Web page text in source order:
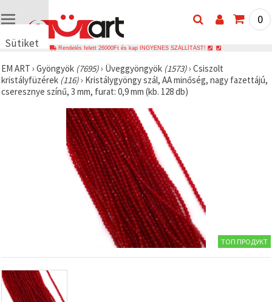
Sütiket
🍪 Cookie-
kat és
hasonló
a
valamint
relevánsabb
tartalmat
0
Rendelés felett 26000Ft és kap INGYENES SZÁLLÍTÁST!
EM ART › Gyöngyök (7695)› Üveggyöngyök (1573)› Csiszolt
kristályfüzérek (116)› Kristálygyöngy szál, AA minőség, nagy fazettájú,
cseresznye színű, 3 mm, furat: 0,9 mm (kb. 128 db)
ТОП ПРОДУКТ